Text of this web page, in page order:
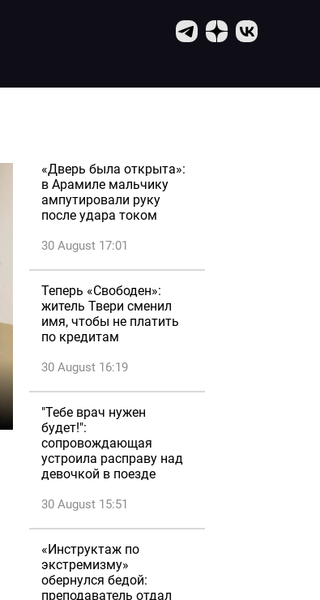
«Дверь была открыта»:
в Арамиле мальчику
ампутировали руку
после удара током
30 August 17:01
Теперь «Свободен»:
житель Твери сменил
имя, чтобы не платить
по кредитам
30 August 16:19
"Тебе врач нужен
будет!":
сопровождающая
устроила расправу над
девочкой в поезде
30 August 15:51
«Инструктаж по
экстремизму»
обернулся бедой:
преподаватель отдал